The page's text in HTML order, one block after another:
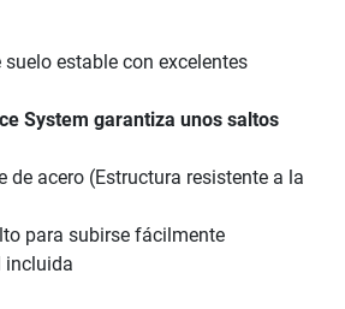
estable con excelentes
System garantiza unos saltos
de acero (Estructura resistente a la
para subirse fácilmente
incluida